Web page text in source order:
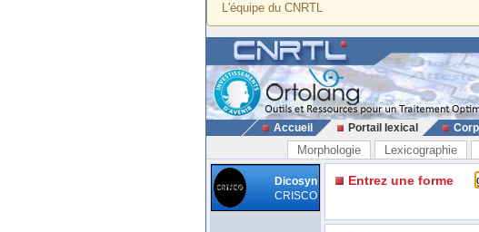
L'équipe du CNRTL
Accueil Portail lexical
Morphologie Lexicographie
Dicosyn
CRISCO
Entrez une forme